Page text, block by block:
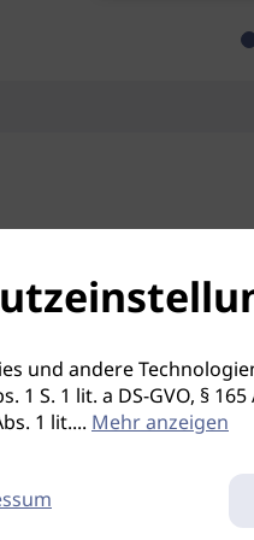
und andere
1 S. 1 lit. a DS-GVO, §
1 lit.... Mehr anzeigen